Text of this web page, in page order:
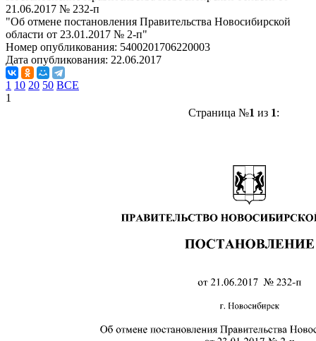
21.06.2017 № 232-п
"Об отмене постановления Правительства Новосибирской
области от 23.01.2017 № 2-п"
Номер опубликования: 5400201706220003
Дата опубликования: 22.06.2017
1 10 20 50 ВСЕ
1
Страница №1 из 1: